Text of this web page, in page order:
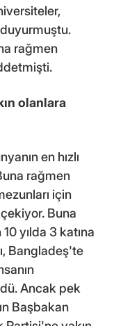
duyurmuştu.
rağmen
olanlara
en hızlı
rağmen
için
Buna
yılda 3 katına
Bangladeş'te
Ancak pek
Başbakan